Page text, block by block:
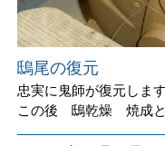
鴟尾の復元
忠実に鬼師が復元します
この後 鴟乾燥 焼成と